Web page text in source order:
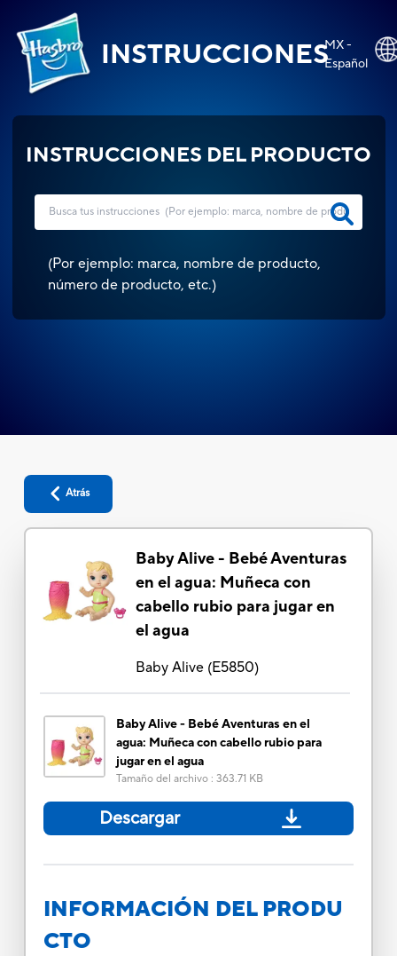
INSTRUCCIONESMX -
Español
INSTRUCCIONES DEL PRODUCTO
(Por ejemplo: marca, nombre de producto,
número de producto, etc.)
Atrás
Baby Alive - Bebé Aventuras
en el agua: Muñeca con
cabello rubio para jugar en
el agua
Baby Alive(E5850)
Baby Alive - Bebé Aventuras en el
agua: Muñeca con cabello rubio para
jugar en el agua
Tamaño del archivo: 363.71 KB
Descargar
INFORMACIÓN DEL PRODU
CTO